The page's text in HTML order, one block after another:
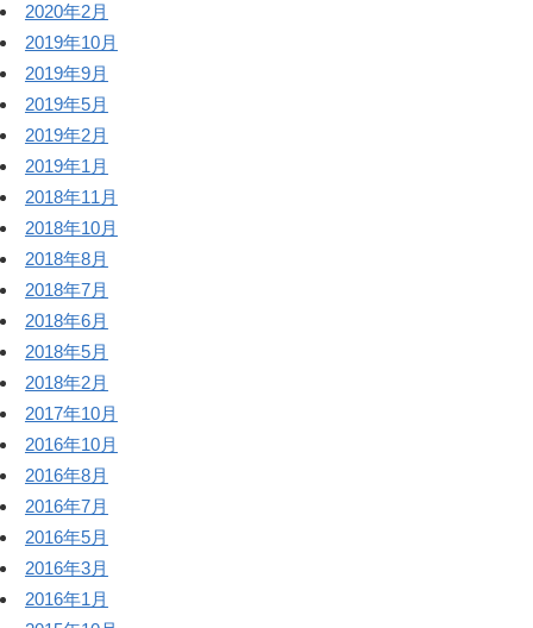
2020年2月
2019年10月
2019年9月
2019年5月
2019年2月
2019年1月
2018年11月
2018年10月
2018年8月
2018年7月
2018年6月
2018年5月
2018年2月
2017年10月
2016年10月
2016年8月
2016年7月
2016年5月
2016年3月
2016年1月